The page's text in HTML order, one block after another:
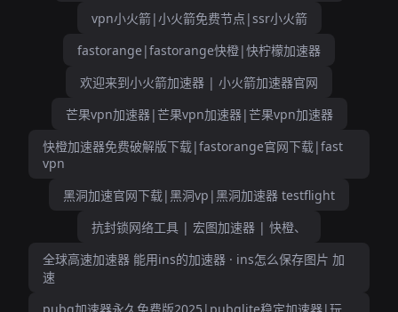
vpn小火箭|小火箭免费节点|ssr小火箭
fastorange|fastorange快橙|快柠檬加速器
欢迎来到小火箭加速器 | 小火箭加速器官网
芒果vpn加速器|芒果vpn加速器|芒果vpn加速器
快橙加速器免费破解版下载|fastorange官网下载|fast
vpn
黑洞加速官网下载|黑洞vp|黑洞加速器 testflight
抗封锁网络工具 | 宏图加速器 | 快橙、
全球高速加速器 能用ins的加速器 · ins怎么保存图片 加
速